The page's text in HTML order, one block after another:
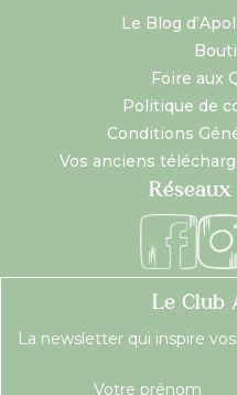
Le Blog
Foire aux
Politique de
Conditions
Vos anciens
Le Club
La newsletter qui inspire